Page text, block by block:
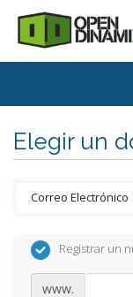
Elegir un
Registrar un
www.